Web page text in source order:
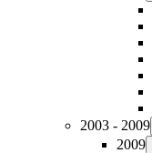
2003 - 2009
2009